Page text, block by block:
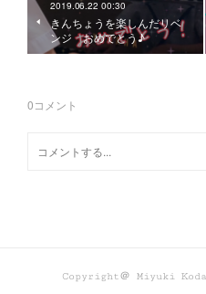
2019.06.22 00:30
きんちょうを楽しんだリベ
ンジ おめでとう♪
0コメント
Copyright＠ Miyuki